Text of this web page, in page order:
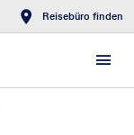
Reisebüro finden